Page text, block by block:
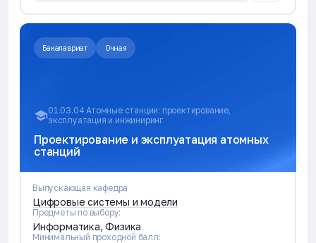
Бакалавриат Очная
01.03.04 Атомные станции: проектирование,
эксплуатация и инжиниринг
Проектирование и эксплуатация атомных
станций
Выпускающая кафедра
Цифровые системы и модели
Предметы по выбору:
Информатика, Физика
Минимальный проходной балл: